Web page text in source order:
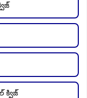
క్విజ్